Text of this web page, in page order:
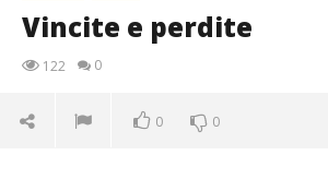
Vincite e perdite
122 0
0 0